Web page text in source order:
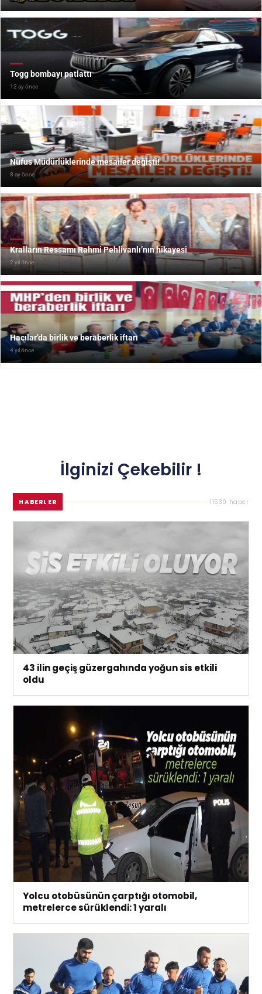
Togg bombayı patlattı
12 ay önce
Nüfus Müdürlüklerinde mesailer değişti!
8 ay önce
Kralların Ressamı Rahmi Pehlivanlı’nın hikayesi
2 yıl önce
Hacılar’da birlik ve beraberlik iftarı
4 yıl önce
İlginizi Çekebilir !
HABERLER 11530 haber
43 ilin geçiş güzergahında yoğun sis etkili
oldu
Yolcu otobüsünün çarptığı otomobil,
metrelerce sürüklendi: 1 yaralı